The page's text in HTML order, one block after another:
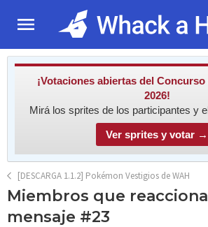
¡Votaciones abiertas del
2026!
Mirá los sprites de los participantes y
Ver sprites y votar →
[DESCARGA 1.1.2] Pokémon Vestigios de WAH
Miembros que
mensaje #23